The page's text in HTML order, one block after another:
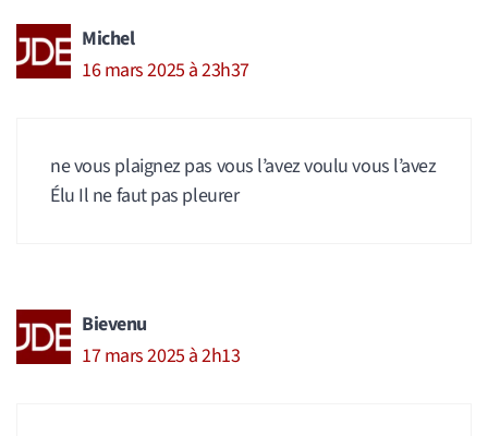
Michel
16 mars 2025 à 23h37
ne vous plaignez pas vous l’avez voulu vous l’avez
Élu Il ne faut pas pleurer
Bievenu
17 mars 2025 à 2h13